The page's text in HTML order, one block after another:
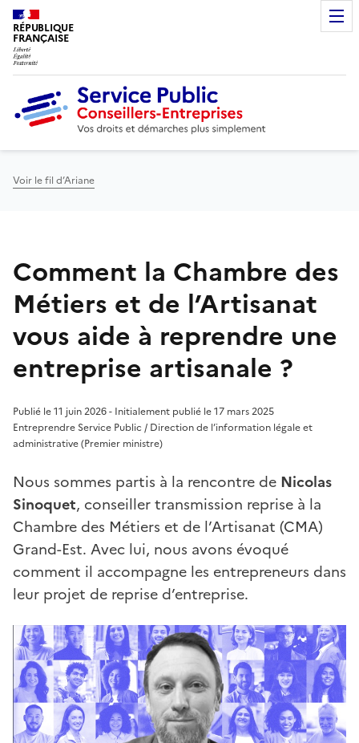
RÉPUBLIQUE
FRANÇAISE
Voir le fil d’Ariane
Comment la Chambre des
Métiers et de l’Artisanat
vous aide à reprendre une
entreprise artisanale ?
Publié le 11 juin 2026 - Initialement publié le 17 mars 2025
Entreprendre Service Public / Direction de l’information légale et
administrative (Premier ministre)
Nous sommes partis à la rencontre de Nicolas
Sinoquet, conseiller transmission reprise à la
Chambre des Métiers et de l’Artisanat (CMA)
Grand-Est. Avec lui, nous avons évoqué
comment il accompagne les entrepreneurs dans
leur projet de reprise d’entreprise.